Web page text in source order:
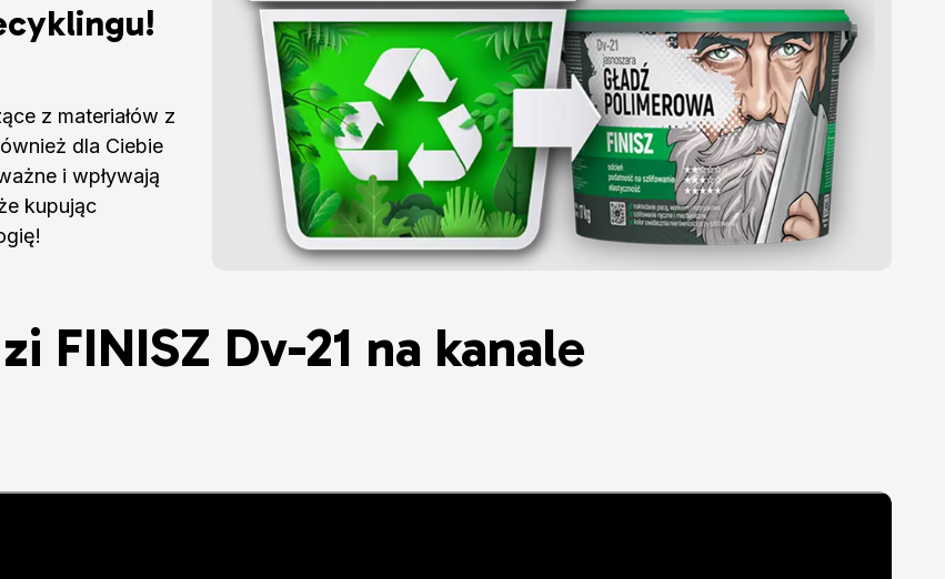
z materiałów z
dla Ciebie
i wpływają
kupując
FINISZ Dv-21 na kanale